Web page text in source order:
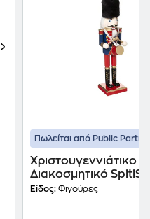
Πωλείται από Public
Χριστουγεννιάτικο
Διακοσμητικό
Καρυοθραύστης
Είδος: Φιγούρες